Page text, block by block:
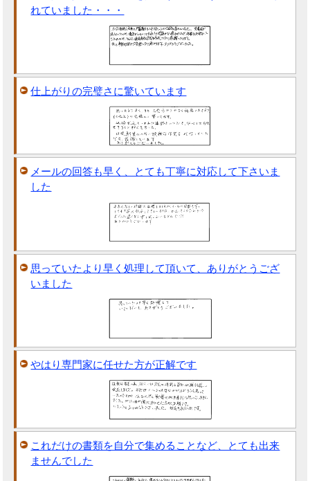
れていました・・・
仕上がりの完璧さに驚いています
メールの回答も早く、とても丁寧に対応して下さいま
した
思っていたより早く処理して頂いて、ありがとうござ
いました
やはり専門家に任せた方が正解です
これだけの書類を自分で集めることなど、とても出来
ませんでした